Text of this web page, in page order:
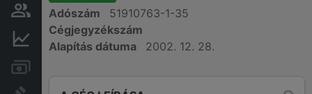
Személyek és tulajdonjog
Pénzügyi információk
Adószám
51910763-1-35
Cégjegyzékszám
Alapítás dátuma
2002. 12. 28.